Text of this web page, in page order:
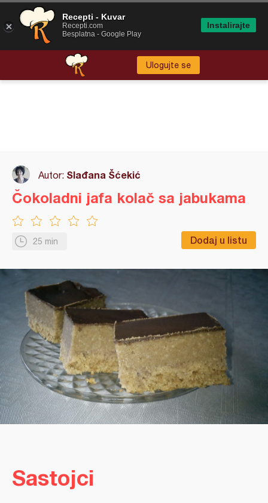
Ulogujte se
Autor: Slađana Šćekić
25 min Dodaj u listu
Čokoladni jafa kolač sa jabukama
Sastojci
Recepti - Kuvar
Recepti.com
Besplatna - Google Play
Instalirajte